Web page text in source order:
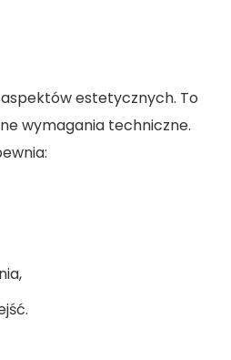
estetycznych. To
wymagania techniczne.